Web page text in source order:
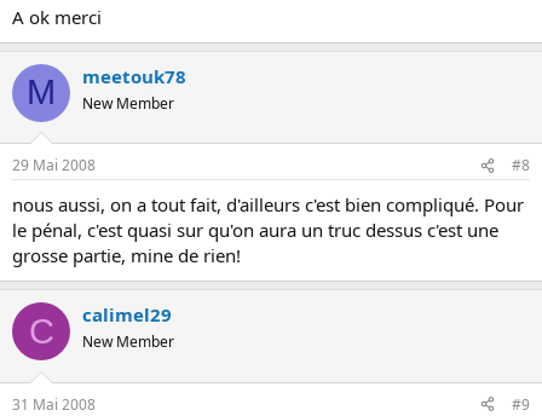
A ok merci
M meetouk78
New Member
29 Mai 2008 #8
nous aussi, on a tout fait, d'ailleurs c'est bien compliqué. Pour
le pénal, c'est quasi sur qu'on aura un truc dessus c'est une
grosse partie, mine de rien!
C calimel29
New Member
31 Mai 2008 #9